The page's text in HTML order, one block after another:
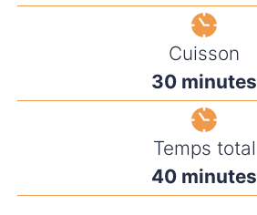
Cuisson
30minutes
minutes
Temps total
40minutes
minutes